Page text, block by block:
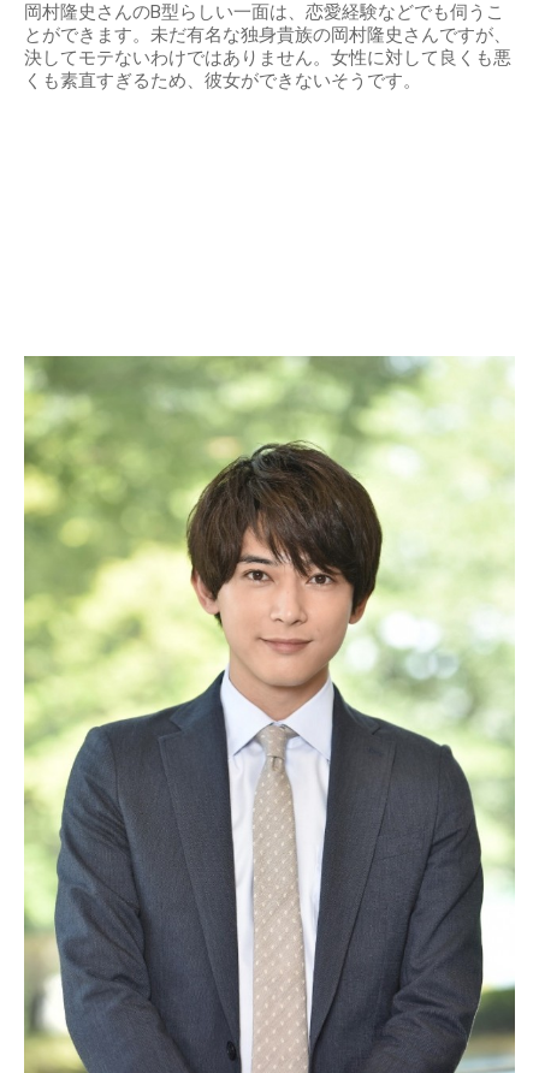
岡村隆史さんのB型らしい一面は、恋愛経験などでも伺うこ
とができます。未だ有名な独身貴族の岡村隆史さんですが、
決してモテないわけではありません。女性に対して良くも悪
くも素直すぎるため、彼女ができないそうです。